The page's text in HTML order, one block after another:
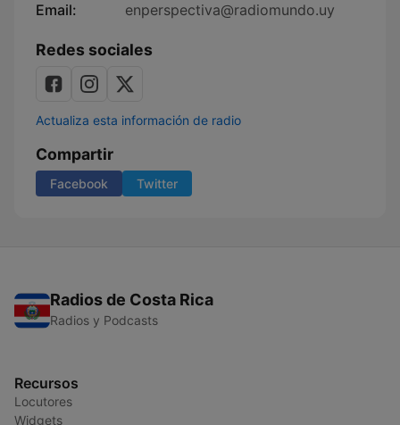
Email:
enperspectiva@radiomundo.uy
Redes sociales
Actualiza esta información de radio
Compartir
Facebook Twitter
Radios de Costa Rica
Radios y Podcasts
Recursos
Locutores
Widgets